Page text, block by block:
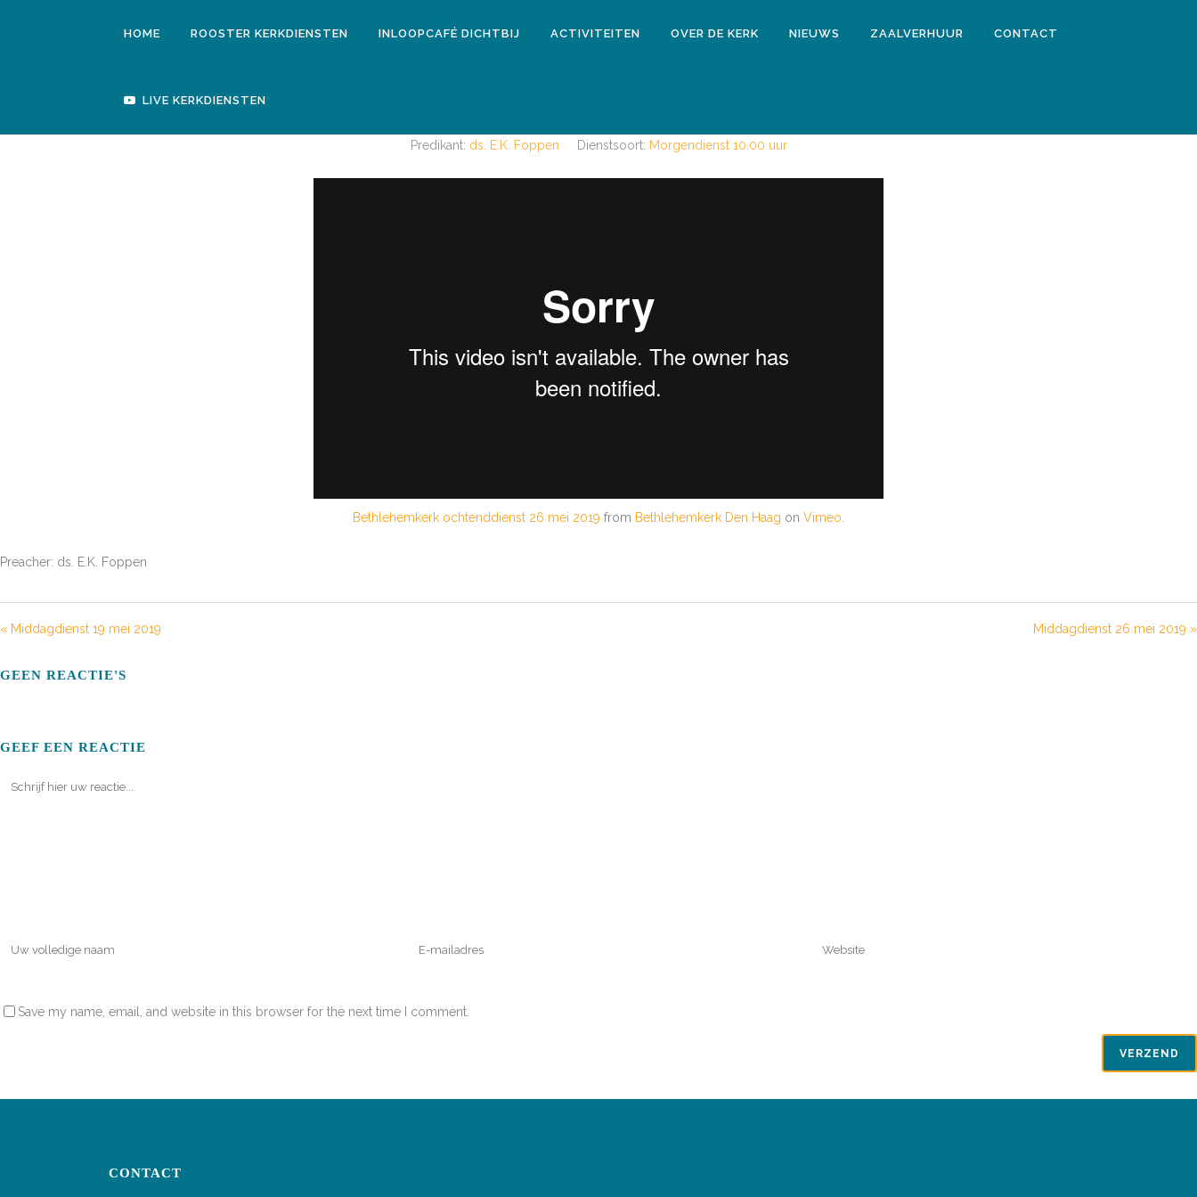
HOME ROOSTER KERKDIENSTEN INLOOPCAFÉ DICHTBIJ ACTIVITEITEN OVER DE KERK NIEUWS ZAALVERHUUR CONTACT
LIVE KERKDIENSTEN
Predikant: ds. E.K. Foppen Dienstsoort: Morgendienst 10.00 uur
Bethlehemkerk ochtenddienst 26 mei 2019 from Bethlehemkerk Den Haag on Vimeo
Preacher: ds. E.K. Foppen
« Middagdienst 19 mei 2019 Middagdienst 26 mei 2019 »
GEEN REACTIE'S
GEEF EEN REACTIE
Save my name, email, and website in this browser for the next time I comment.
CONTACT